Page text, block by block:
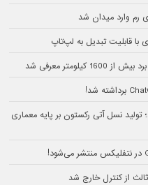
نسل آتی رکستون بر پایه معماری
از کنترل خارج شد